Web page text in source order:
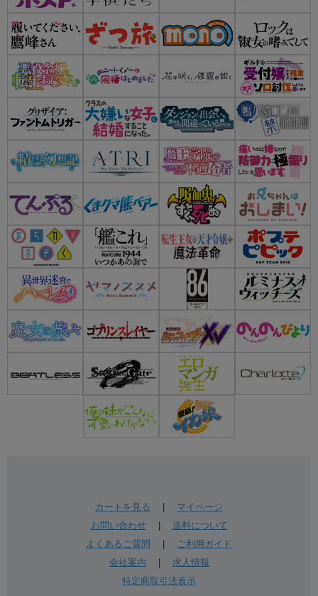
カートを見る
マイページ
お問い合わせ| 送料について
よくあるご質問
ご利用ガイド
会社案内
求人情報
特定商取引法表示